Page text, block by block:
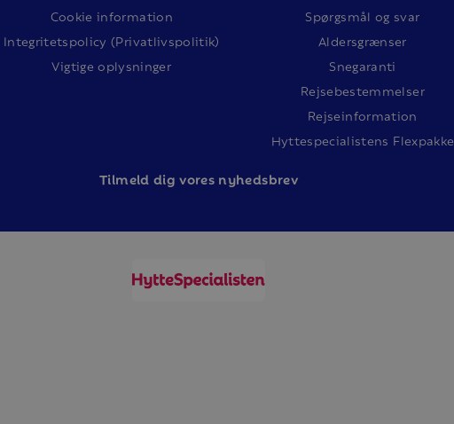
i priset, men kan köpas till.
Cookie information
Integritetspolicy (Privatlivspolitik)
Vigtige oplysninger
Spørgsmål og svar
Aldersgrænser
Snegaranti
Rejsebestemmelser
Rejseinformation
Hyttespecialistens Flexpakke
Tilmeld dig vores nyhedsbrev